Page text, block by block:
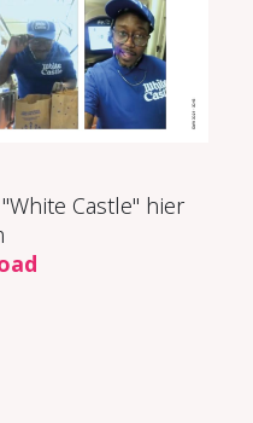
Castle" hier